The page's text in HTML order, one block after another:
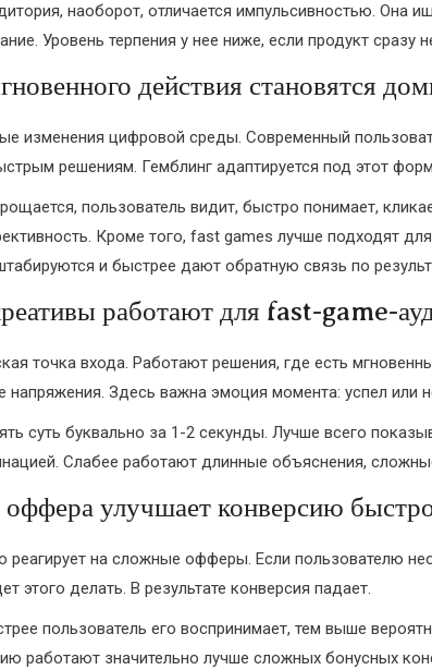
наоборот, отличается импульсивностью. Она
Уровень терпения у нее ниже, если продукт сразу
действия становятся
изменения цифровой среды. Современный
решениям. Гемблинг адаптируется под этот
пользователь видит, быстро понимает,
Кроме того, fast games лучше подходят
и быстрее дают обратную связь по
работают для fast-game-
точка входа. Работают решения, где есть
Здесь важна эмоция момента: успел или
суть буквально за 1-2 секунды. Лучше всего
Слабее работают длинные объяснения,
улучшает конверсию
реагирует на сложные офферы. Если пользователю
этого делать. В результате конверсия падает.
пользователь его воспринимает, тем выше
работают значительно лучше сложных бонусных